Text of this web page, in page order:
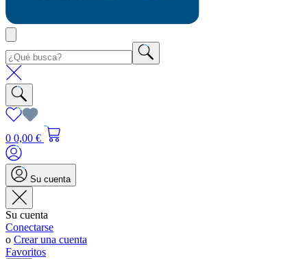
0 0,00 €
Su cuenta
Su cuenta
Conectarse
o Crear una cuenta
Favoritos